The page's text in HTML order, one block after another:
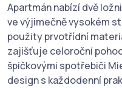
Apartmán nabízí dvě
ve výjimečně vysokém
použity prvotřídní
zajišťuje celoroční
špičkovými spotřebiči
design s každodenní